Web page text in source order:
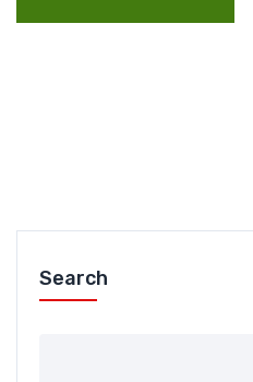
Search